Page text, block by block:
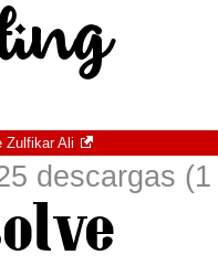
Zulfikar Ali
descargas